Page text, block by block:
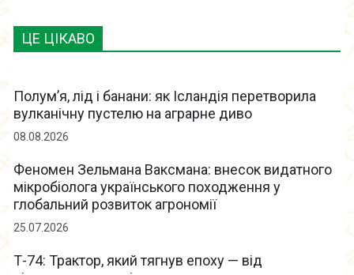
ЦЕ ЦІКАВО
Полум’я, лід і банани: як Ісландія перетворила
вулканічну пустелю на аграрне диво
08.08.2026
Феномен Зельмана Ваксмана: внесок видатного
мікробіолога українського походження у
глобальний розвиток агрономії
25.07.2026
Т-74: Трактор, який тягнув епоху — від